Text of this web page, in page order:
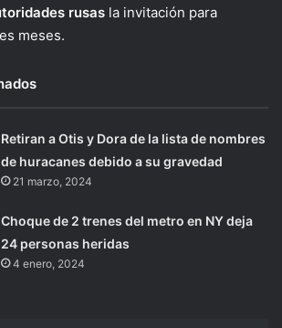
rusas la invitación para
meses.
Retiran a Otis y Dora de la lista de nombres
de huracanes debido a su gravedad
21 marzo, 2024
Choque de 2 trenes del metro en NY deja
24 personas heridas
4 enero, 2024